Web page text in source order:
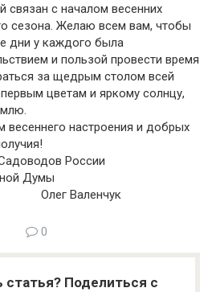
связан с началом весенних
сезона. Желаю всем вам, чтобы
дни у каждого была
и пользой провести время
за щедрым столом всей
цветам и яркому солнцу,
настроения и добрых
России
Думы
0
статья? Поделиться с